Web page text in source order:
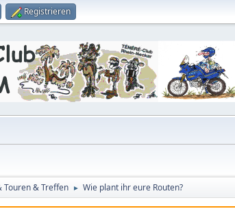
Registrieren
Touren & Treffen ► Wie plant ihr eure Routen?